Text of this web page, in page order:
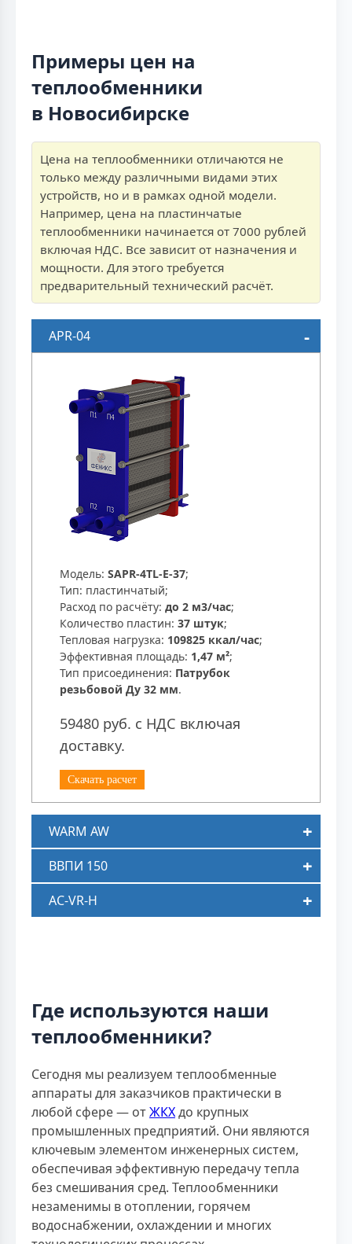
Примеры цен на
теплообменники
в Новосибирске
Цена на теплообменники отличаются не
только между различными видами этих
устройств, но и в рамках одной модели.
Например, цена на пластинчатые
теплообменники начинается от 7000 рублей
включая НДС. Все зависит от назначения и
мощности. Для этого требуется
предварительный технический расчёт.
APR-04
Модель: SAPR-4TL-E-37;
Тип: пластинчатый;
Расход по расчёту: до 2 м3/час;
Количество пластин: 37 штук;
Тепловая нагрузка: 109825 ккал/час;
Эффективная площадь: 1,47 м²;
Тип присоединения: Патрубок
резьбовой Ду 32 мм.
59480 руб. с НДС включая
доставку.
Скачать расчет
WARM AW
ВВПИ 150
AC-VR-H
Где используются наши
теплообменники?
Сегодня мы реализуем теплообменные
аппараты для заказчиков практически в
любой сфере — отЖКХдо крупных
промышленных предприятий. Они являются
ключевым элементом инженерных систем,
обеспечивая эффективную передачу тепла
без смешивания сред. Теплообменники
незаменимы в отоплении, горячем
водоснабжении, охлаждении и многих